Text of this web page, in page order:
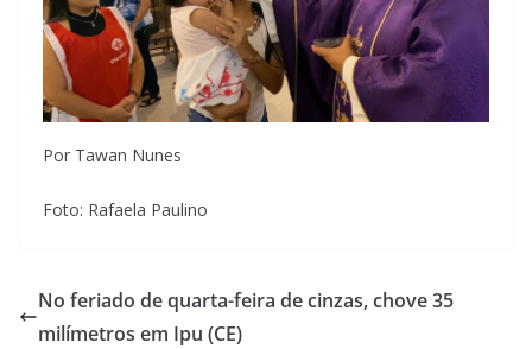
Por Tawan Nunes
Foto: Rafaela Paulino
No feriado de quarta-feira de cinzas, chove 35
milímetros em Ipu (CE)